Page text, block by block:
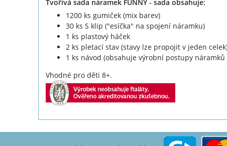
Tvořivá sada náramek FUNNY - sada obsahuje:
1200 ks gumiček (mix barev)
30 ks S klip ("esíčka" na spojení náramku)
1 ks plastový háček
2 ks pletací stav (stavy lze propojit v jeden
1 ks návod (obsahuje výrobní postupy
Vhodné pro děti 8+.